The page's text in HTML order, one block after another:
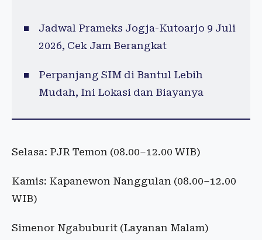
Jadwal Prameks Jogja-Kutoarjo 9 Juli
2026, Cek Jam Berangkat
Perpanjang SIM di Bantul Lebih
Mudah, Ini Lokasi dan Biayanya
Selasa: PJR Temon (08.00–12.00 WIB)
Kamis: Kapanewon Nanggulan (08.00–12.00
WIB)
Simenor Ngabuburit (Layanan Malam)